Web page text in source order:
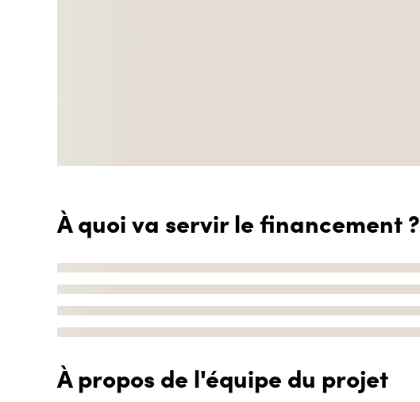
À quoi va servir le financement ?
À propos de l'équipe du projet